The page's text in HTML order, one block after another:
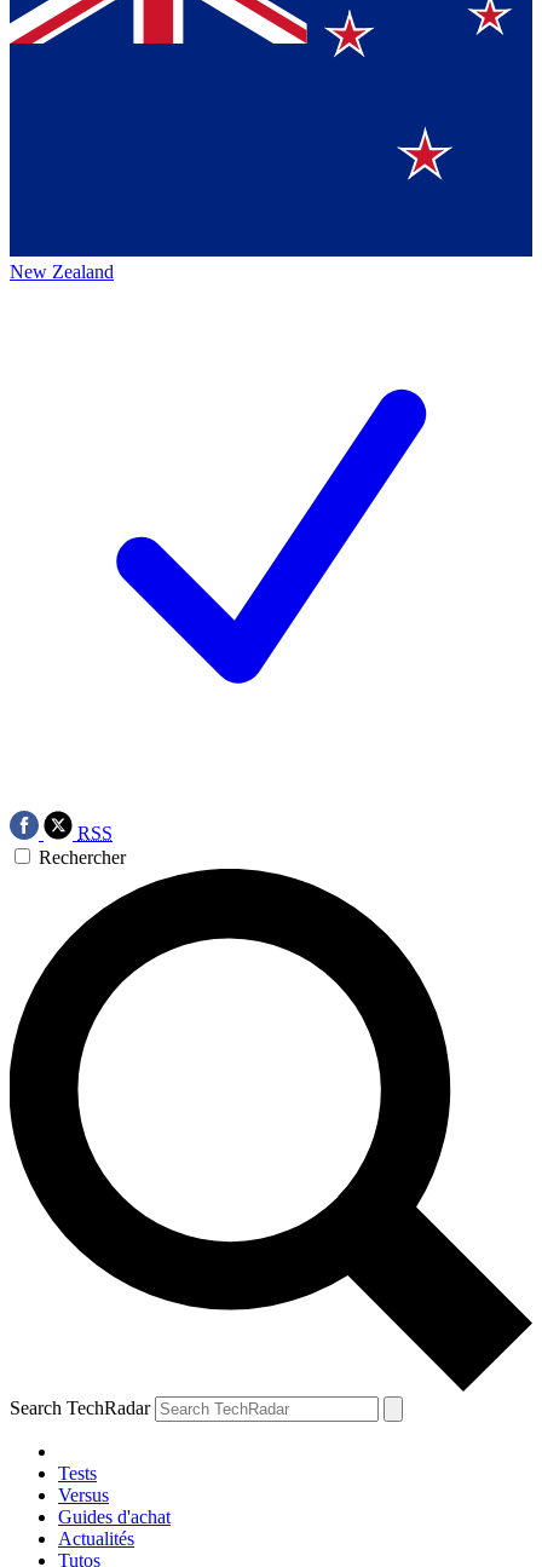
New Zealand
RSS
Rechercher
Search TechRadar
Tests
Versus
Guides d'achat
Actualités
Tutos